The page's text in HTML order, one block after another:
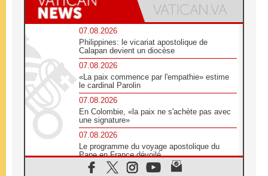
07.08.2026
Philippines: le vicariat apostolique de
Calapan devient un diocèse
07.08.2026
«La paix commence par l'empathie» estime
le cardinal Parolin
07.08.2026
En Colombie, «la paix ne s'achète pas avec
une signature»
07.08.2026
Le programme du voyage apostolique du
Pape en France dévoilé
07.08.2026